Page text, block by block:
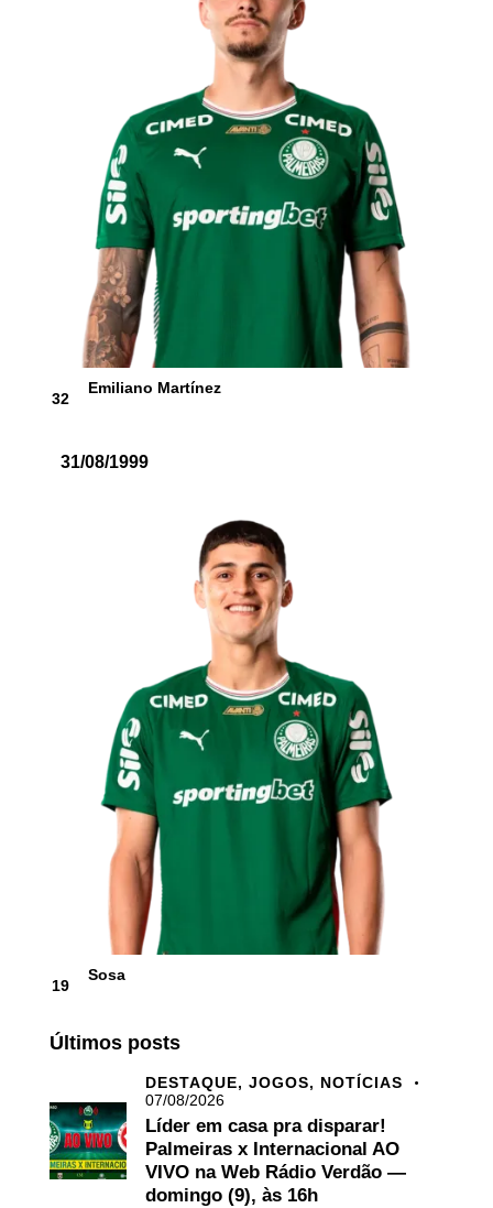
32
Emiliano Martínez
31/08/1999
19
Sosa
Últimos posts
DESTAQUE, JOGOS, NOTÍCIAS
07/08/2026
Líder em casa pra disparar!
Palmeiras x Internacional AO
VIVO na Web Rádio Verdão —
domingo (9), às 16h